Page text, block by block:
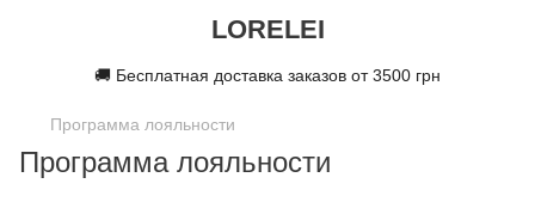
LORELEI
🚚 Бесплатная доставка заказов от 3500 грн
Программа лояльности
Программа лояльности